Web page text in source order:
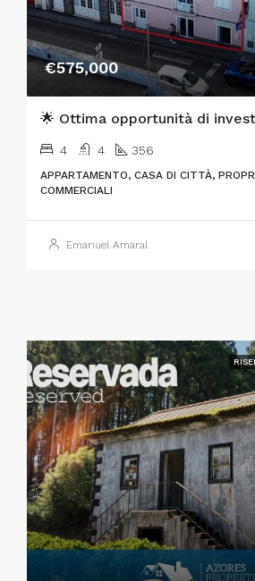
€575,000
4 4 356
APPARTAMENTO, CASA DI CITTÀ,
COMMERCIALI
Emanuel Amaral